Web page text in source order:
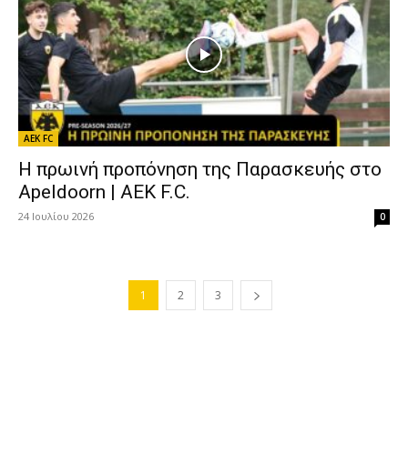
AEK FC
Η πρωινή προπόνηση της Παρασκευής στο
Apeldoorn | AEK F.C.
24 Ιουλίου 2026 0
1 2 3